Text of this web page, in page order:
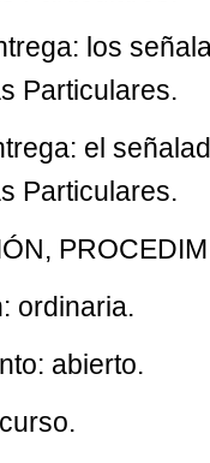
los
Particulares.
el
Particulares.
ordinaria.
abierto.